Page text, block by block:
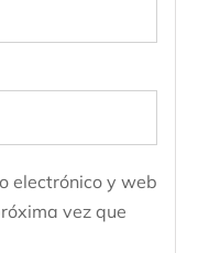
electrónico y web
vez que